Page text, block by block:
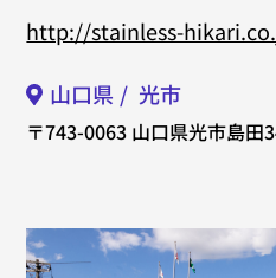
http://stainless-
山口県 光市
〒743-0063 山口県光市島田